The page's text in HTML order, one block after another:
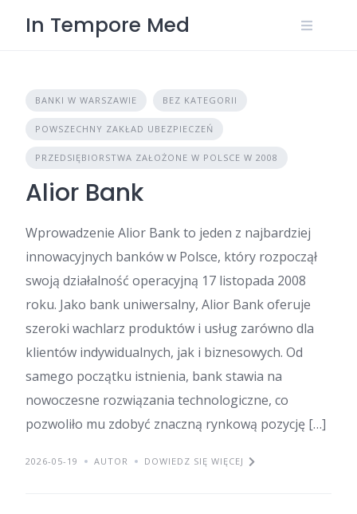
In Tempore Med
BANKI W WARSZAWIE BEZ KATEGORII
POWSZECHNY ZAKŁAD UBEZPIECZEŃ
PRZEDSIĘBIORSTWA ZAŁOŻONE W POLSCE W 2008
Alior Bank
Wprowadzenie Alior Bank to jeden z najbardziej
innowacyjnych banków w Polsce, który rozpoczął
swoją działalność operacyjną 17 listopada 2008
roku. Jako bank uniwersalny, Alior Bank oferuje
szeroki wachlarz produktów i usług zarówno dla
klientów indywidualnych, jak i biznesowych. Od
samego początku istnienia, bank stawia na
nowoczesne rozwiązania technologiczne, co
pozwoliło mu zdobyć znaczną rynkową pozycję […]
2026-05-19 AUTOR DOWIEDZ SIĘ WIĘCEJ